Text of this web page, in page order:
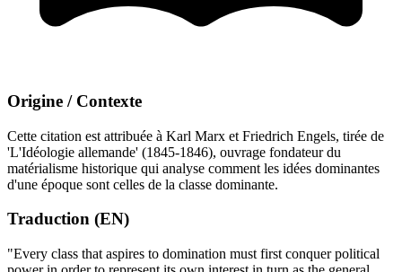
Origine / Contexte
Cette citation est attribuée à Karl Marx et Friedrich Engels, tirée de
'L'Idéologie allemande' (1845-1846), ouvrage fondateur du
matérialisme historique qui analyse comment les idées dominantes
d'une époque sont celles de la classe dominante.
Traduction (EN)
"Every class that aspires to domination must first conquer political